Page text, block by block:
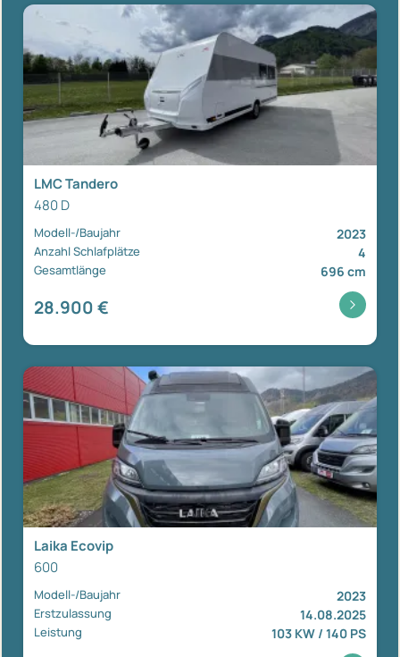
LMC Tandero
480 D
Modell-/Baujahr 2023
Anzahl Schlafplätze 4
Gesamtlänge 696 cm
28.900 €
Laika Ecovip
600
Modell-/Baujahr 2023
Erstzulassung 14.08.2025
Leistung 103 KW / 140 PS